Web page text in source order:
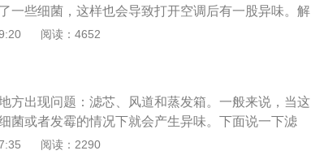
一些细菌，这样也会导致打开空调后有一股异味。解
洗空调并更换空调滤芯。汽车空调长时间使用不清洗
不要自己动手清洗。建议大家去专业的机构让专业技
滤芯相当于汽车空调系统的口罩，空调滤芯是用来过
物的。空调滤芯是需要定期更换的，如果长时间不
一股异味。大部分汽车的空调滤芯在副驾驶手套箱
来说，可以自己更换空调滤芯。在安装空调滤芯时一
阅读：4652
方出现问题：滤芯、风道和蒸发箱。一般来说，当这
菌或者发霉的情况下就会产生异味。下面说一下滤
一、滤芯的清理步骤1、准备好MK6210滤芯和工具，
阅读：2290